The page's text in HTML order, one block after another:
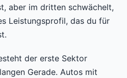
aber im dritten schwächelt,
Leistungsprofil, das du für
der erste Sektor
Gerade. Autos mit